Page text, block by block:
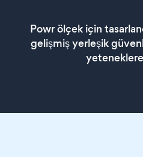
Powr ölçek için
gelişmiş yerleşik